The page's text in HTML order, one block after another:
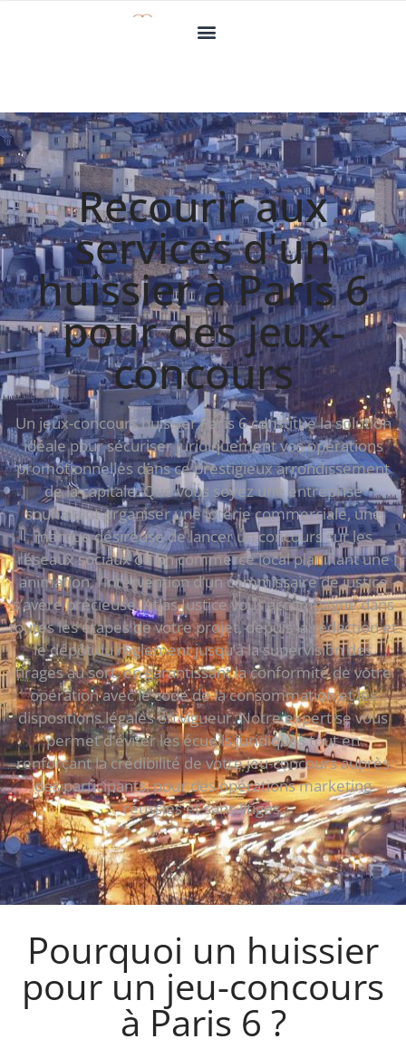
Recourir aux
services d'un
huissier à Paris 6
pour des jeux-
concours
Un jeux-concours huissier Paris 6 constitue la solution
idéale pour sécuriser juridiquement vos opérations
promotionnelles dans ce prestigieux arrondissement
de la capitale. Que vous soyez une entreprise
souhaitant organiser une loterie commerciale, une
marque désireuse de lancer un concours sur les
réseaux sociaux ou un commerce local planifiant une
animation, l’intervention d’un commissaire de justice
s’avère précieuse. Atlas Justice vous accompagne dans
toutes les étapes de votre projet, depuis la rédaction et
le dépôt du règlement jusqu’à la supervision des
tirages au sort, en garantissant la conformité de votre
opération avec le code de la consommation et les
dispositions légales en vigueur. Notre expertise vous
permet d’éviter les écueils juridiques tout en
renforçant la crédibilité de votre jeu-concours auprès
des participants, pour des opérations marketing
réussies et sans litiges.
Pourquoi un huissier
pour un jeu-concours
à Paris 6 ?